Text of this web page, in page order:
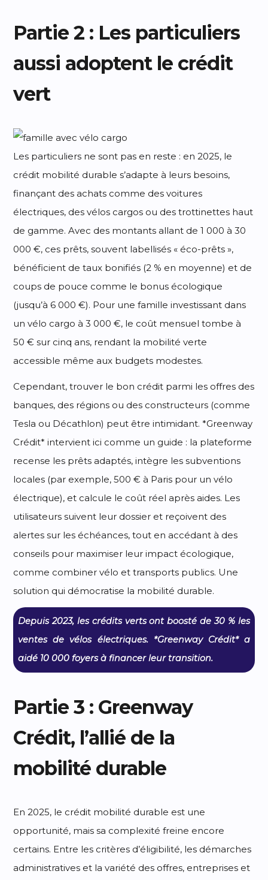
Partie 2 : Les particuliers
aussi adoptent le crédit
vert
Les particuliers ne sont pas en reste : en 2025, le
crédit mobilité durable s’adapte à leurs besoins,
finançant des achats comme des voitures
électriques, des vélos cargos ou des trottinettes haut
de gamme. Avec des montants allant de 1 000 à 30
000 €, ces prêts, souvent labellisés « éco-prêts »,
bénéficient de taux bonifiés (2 % en moyenne) et de
coups de pouce comme le bonus écologique
(jusqu’à 6 000 €). Pour une famille investissant dans
un vélo cargo à 3 000 €, le coût mensuel tombe à
50 € sur cinq ans, rendant la mobilité verte
accessible même aux budgets modestes.
Cependant, trouver le bon crédit parmi les offres des
banques, des régions ou des constructeurs (comme
Tesla ou Décathlon) peut être intimidant. *Greenway
Crédit* intervient ici comme un guide : la plateforme
recense les prêts adaptés, intègre les subventions
locales (par exemple, 500 € à Paris pour un vélo
électrique), et calcule le coût réel après aides. Les
utilisateurs suivent leur dossier et reçoivent des
alertes sur les échéances, tout en accédant à des
conseils pour maximiser leur impact écologique,
comme combiner vélo et transports publics. Une
solution qui démocratise la mobilité durable.
Depuis 2023, les crédits verts ont boosté de 30 % les
ventes de vélos électriques. *Greenway Crédit* a
aidé 10 000 foyers à financer leur transition.
Partie 3 : Greenway
Crédit, l’allié de la
mobilité durable
En 2025, le crédit mobilité durable est une
opportunité, mais sa complexité freine encore
certains. Entre les critères d’éligibilité, les démarches
administratives et la variété des offres, entreprises et